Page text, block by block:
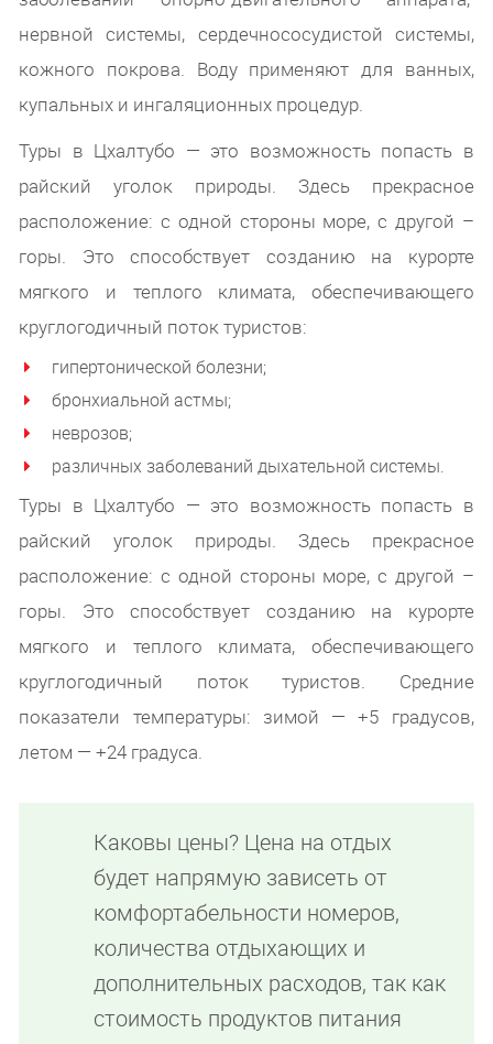
нервной системы, сердечнососудистой системы,
кожного покрова. Воду применяют для ванных,
купальных и ингаляционных процедур.
Туры в Цхалтубо — это возможность попасть в
райский уголок природы. Здесь прекрасное
расположение: с одной стороны море, с другой –
горы. Это способствует созданию на курорте
мягкого и теплого климата, обеспечивающего
круглогодичный поток туристов:
гипертонической болезни;
бронхиальной астмы;
неврозов;
различных заболеваний дыхательной системы.
Туры в Цхалтубо — это возможность попасть в
райский уголок природы. Здесь прекрасное
расположение: с одной стороны море, с другой –
горы. Это способствует созданию на курорте
мягкого и теплого климата, обеспечивающего
круглогодичный поток туристов. Средние
показатели температуры: зимой — +5 градусов,
летом — +24 градуса.
Каковы цены? Цена на отдых
будет напрямую зависеть от
комфортабельности номеров,
количества отдыхающих и
дополнительных расходов, так как
стоимость продуктов питания